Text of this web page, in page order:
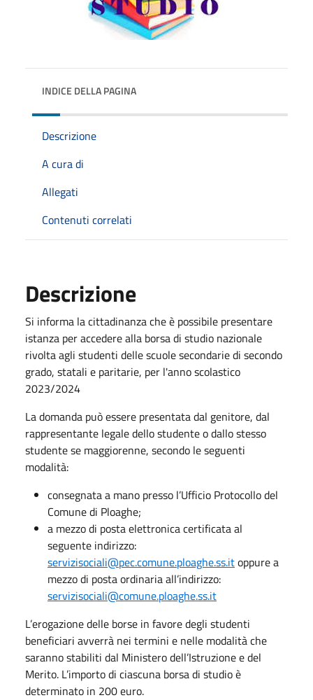
INDICE DELLA PAGINA
Descrizione
A cura di
Allegati
Contenuti correlati
Descrizione
Si informa la cittadinanza che è possibile presentare
istanza per accedere alla borsa di studio nazionale
rivolta agli studenti delle scuole secondarie di secondo
grado, statali e paritarie, per l'anno scolastico
2023/2024
La domanda può essere presentata dal genitore, dal
rappresentante legale dello studente o dallo stesso
studente se maggiorenne, secondo le seguenti
modalità:
consegnata a mano presso l’Ufficio Protocollo del
Comune di Ploaghe;
a mezzo di posta elettronica certificata al
seguente indirizzo:
servizisociali@pec.comune.ploaghe.ss.itoppure a
mezzo di posta ordinaria all’indirizzo:
servizisociali@comune.ploaghe.ss.it
L’erogazione delle borse in favore degli studenti
beneficiari avverrà nei termini e nelle modalità che
saranno stabiliti dal Ministero dell’Istruzione e del
Merito. L’importo di ciascuna borsa di studio è
determinato in 200 euro.